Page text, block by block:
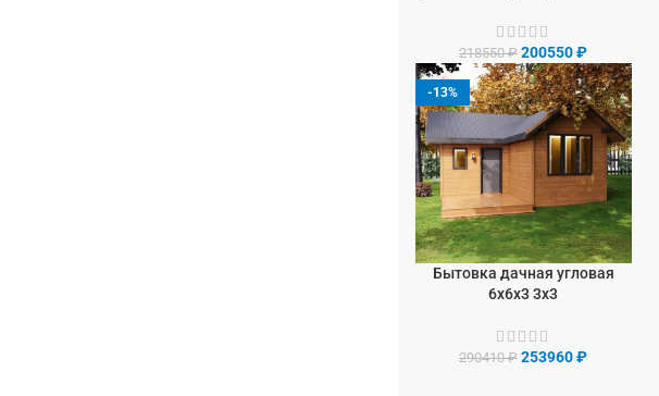
218550₽ 200550₽
-13%
В КОРЗИНУ
Бытовка дачная угловая
6х6х3 3х3
290410₽ 253960₽